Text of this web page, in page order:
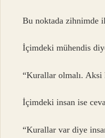
Bu noktada zihnimde
İçimdeki mühendis
“Kurallar olmalı. Aksi
İçimdeki insan ise
“Kurallar var diye